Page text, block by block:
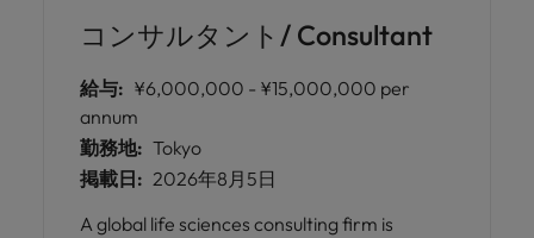
コンサルタント/ Consultant
給与: ¥6,000,000 - ¥15,000,000 per
annum
勤務地: Tokyo
掲載日: 2026年8月5日
A global life sciences consulting firm is